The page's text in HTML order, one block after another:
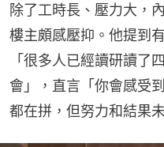
除了工時長、壓力大，
樓主頗感壓抑。他提到
「很多人已經讀研讀了
會」，直言「你會感受
都在拼，但努力和結果